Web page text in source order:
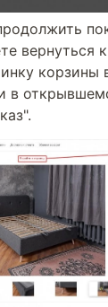
вернуться
корзины
в